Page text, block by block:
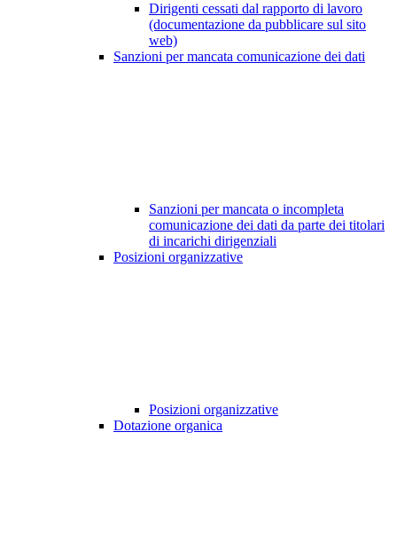
Dirigenti cessati dal rapporto di lavoro
(documentazione da pubblicare sul sito
web)
Sanzioni per mancata comunicazione dei dati
Sanzioni per mancata o incompleta
comunicazione dei dati da parte dei titolari
di incarichi dirigenziali
Posizioni organizzative
Posizioni organizzative
Dotazione organica